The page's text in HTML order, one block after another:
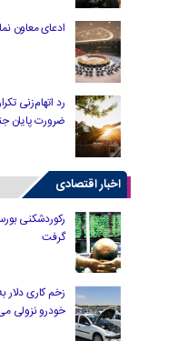
ادعای معاون
رد اتهام‌زنی
ضرورت پایان
اخبار اقتصادی
گرفت
زخم کاری دلار
خودرو نزولی